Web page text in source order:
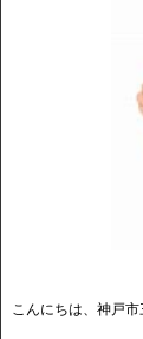
こんにちは、神戸市